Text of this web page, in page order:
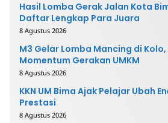
Hasil Lomba Gerak Jalan Kota
Daftar Lengkap Para Juara
8 Agustus 2026
M3 Gelar Lomba Mancing di Kolo,
Momentum Gerakan UMKM
8 Agustus 2026
KKN UM Bima Ajak Pelajar Ubah
Prestasi
8 Agustus 2026